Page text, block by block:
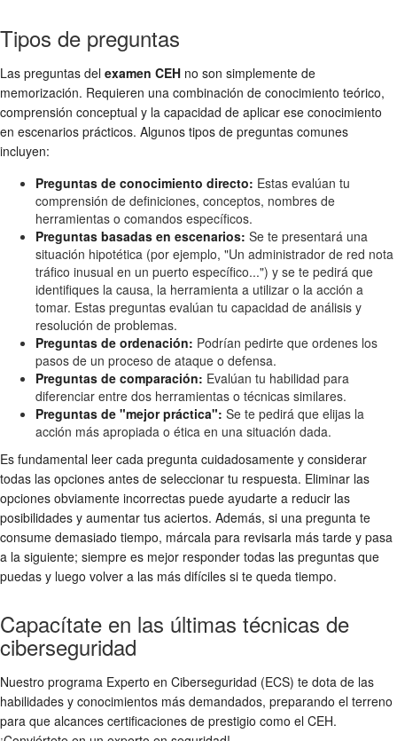
Tipos de preguntas
Las preguntas del examen CEH no son simplemente de
memorización. Requieren una combinación de conocimiento teórico,
comprensión conceptual y la capacidad de aplicar ese conocimiento
en escenarios prácticos. Algunos tipos de preguntas comunes
incluyen:
Preguntas de conocimiento directo: Estas evalúan tu
comprensión de definiciones, conceptos, nombres de
herramientas o comandos específicos.
Preguntas basadas en escenarios: Se te presentará una
situación hipotética (por ejemplo, "Un administrador de red nota
tráfico inusual en un puerto específico...") y se te pedirá que
identifiques la causa, la herramienta a utilizar o la acción a
tomar. Estas preguntas evalúan tu capacidad de análisis y
resolución de problemas.
Preguntas de ordenación: Podrían pedirte que ordenes los
pasos de un proceso de ataque o defensa.
Preguntas de comparación: Evalúan tu habilidad para
diferenciar entre dos herramientas o técnicas similares.
Preguntas de "mejor práctica": Se te pedirá que elijas la
acción más apropiada o ética en una situación dada.
Es fundamental leer cada pregunta cuidadosamente y considerar
todas las opciones antes de seleccionar tu respuesta. Eliminar las
opciones obviamente incorrectas puede ayudarte a reducir las
posibilidades y aumentar tus aciertos. Además, si una pregunta te
consume demasiado tiempo, márcala para revisarla más tarde y pasa
a la siguiente; siempre es mejor responder todas las preguntas que
puedas y luego volver a las más difíciles si te queda tiempo.
Capacítate en las últimas técnicas de
ciberseguridad
Nuestro programa Experto en Ciberseguridad (ECS) te dota de las
habilidades y conocimientos más demandados, preparando el terreno
para que alcances certificaciones de prestigio como el CEH.